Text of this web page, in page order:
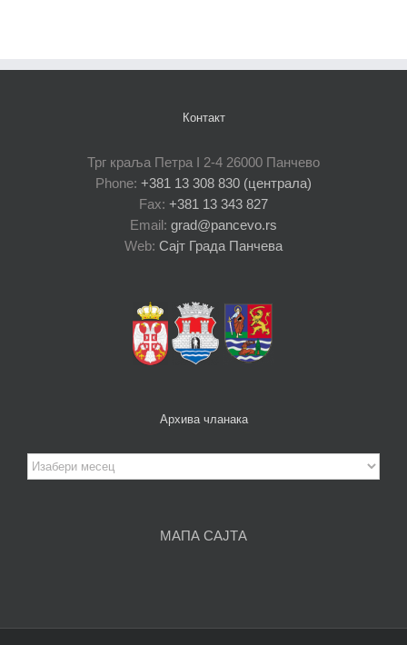
Контакт
Трг краља Петра I 2-4 26000 Панчево
Phone: +381 13 308 830 (централа)
Fax: +381 13 343 827
Email: grad@pancevo.rs
Web: Сајт Града Панчева
Архива чланака
Архива
чланака
МАПА САЈТА